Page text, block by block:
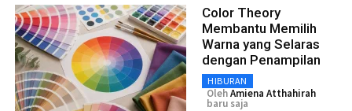
Color Theory
Membantu Memilih
Warna yang Selaras
dengan Penampilan
HIBURAN
OlehAmiena Atthahirah
baru saja